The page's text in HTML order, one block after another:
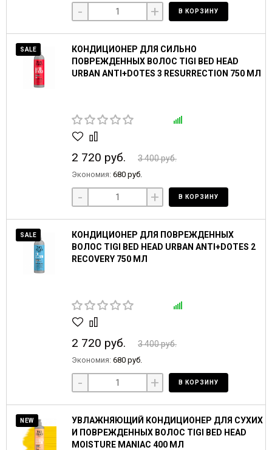
- + В КОРЗИНУ
SALE
КОНДИЦИОНЕР ДЛЯ СИЛЬНО
ПОВРЕЖДЕННЫХ ВОЛОС TIGI BED HEAD
URBAN ANTI+DOTES 3 RESURRECTION 750 МЛ
2 720 руб. 3 400 руб.
Экономия: 680 руб.
- + В КОРЗИНУ
SALE
КОНДИЦИОНЕР ДЛЯ ПОВРЕЖДЕННЫХ
ВОЛОС TIGI BED HEAD URBAN ANTI+DOTES 2
RECOVERY 750 МЛ
2 720 руб. 3 400 руб.
Экономия: 680 руб.
- + В КОРЗИНУ
NEW
УВЛАЖНЯЮЩИЙ КОНДИЦИОНЕР ДЛЯ СУХИХ
И ПОВРЕЖДЕННЫХ ВОЛОС TIGI BED HEAD
MOISTURE MANIAC 400 МЛ